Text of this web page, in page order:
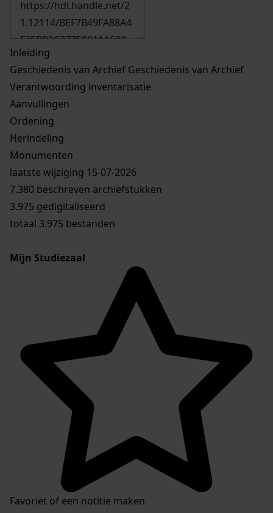
Inleiding
Geschiedenis van Archief Geschiedenis van Archief
Verantwoording inventarisatie
Aanvullingen
Ordening
Herindeling
Monumenten
laatste wijziging 15-07-2026
7.380 beschreven archiefstukken
3.975 gedigitaliseerd
totaal 3.975 bestanden
Mijn Studiezaal
Favoriet of een notitie maken